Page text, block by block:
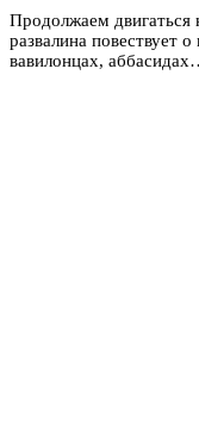
Продолжаем
развалина повествует
вавилонцах,